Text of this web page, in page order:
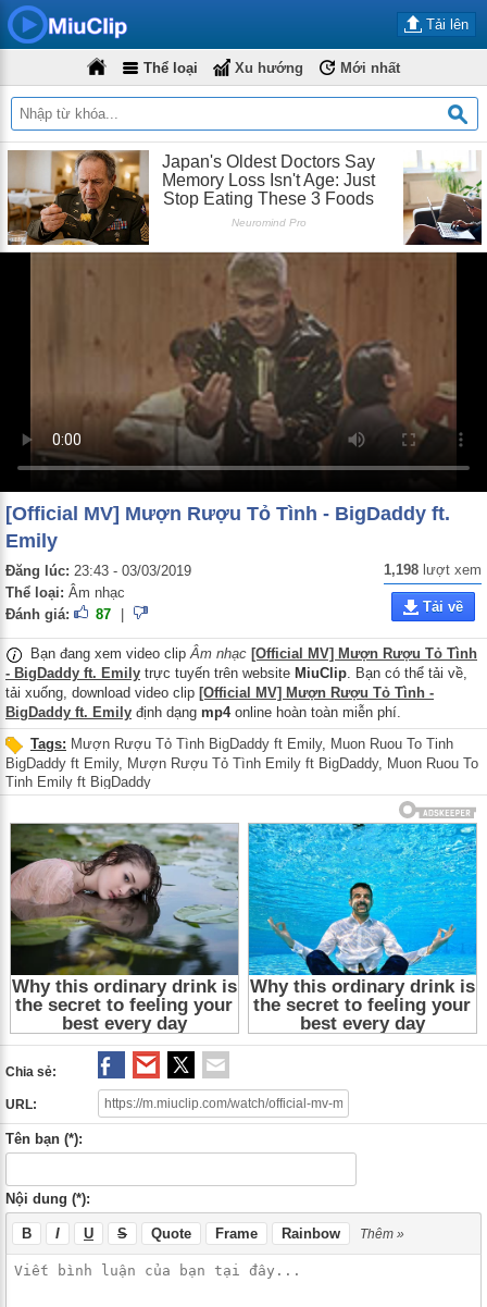
Tải lên
Thể loại Xu hướng Mới nhất
[Official MV] Mượn Rượu Tỏ Tình - BigDaddy ft.
Emily
Đăng lúc: 23:43 - 03/03/2019
Thể loại: Âm nhạc
Đánh giá:
87
1,198 lượt xem
Tải về
Bạn đang xem video clipÂm nhạc [Official MV] Mượn Rượu Tỏ Tình
- BigDaddy ft. Emily trực tuyến trên website MiuClip. Bạn có thể tải về,
tải xuống, download video clip [Official MV] Mượn Rượu Tỏ Tình -
BigDaddy ft. Emily định dạng mp4online hoàn toàn miễn phí.
Tags: Mượn Rượu Tỏ Tình BigDaddy ft Emily, Muon Ruou To Tinh
BigDaddy ft Emily, Mượn Rượu Tỏ Tình Emily ft BigDaddy, Muon Ruou To
Tinh Emily ft BigDaddy
Chia sẻ:
URL:
Tên bạn (*):
Nội dung (*):
B I U S Quote Frame Rainbow Thêm »